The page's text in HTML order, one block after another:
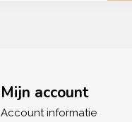
Mijn account
Account informatie